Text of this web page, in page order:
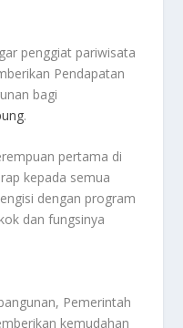
penggiat pariwisata
Pendapatan
bagi
.
pertama di
kepada semua
dengan program
dan fungsinya
Pemerintah
kemudahan